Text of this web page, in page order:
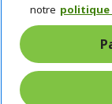
notre politique